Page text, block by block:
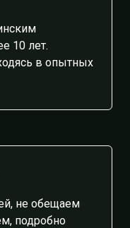
10 лет.
в опытных
не обещаем
подробно